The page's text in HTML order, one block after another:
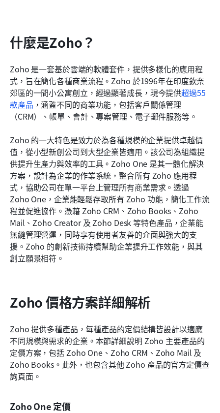
什麼是Zoho？
Zoho 是一套基於雲端的軟體套件，提供多樣化的應用程
式，旨在簡化各種商業流程。Zoho 於1996年在印度欽奈
郊區的一間小公寓創立，經過顯著成長，現今提供超過55
款產品 ，涵蓋不同的商業功能，包括客戶關係管理
（CRM）、帳單、會計、專案管理、電子郵件服務等。
Zoho 的一大特色是致力於為各種規模的企業提供卓越價
值，從小型新創公司到大型企業皆適用。該公司為組織提
供提升生產力與效率的工具。Zoho One 是其一體化解決
方案，設計為企業的作業系統，整合所有 Zoho 應用程
式，協助公司在單一平台上管理所有商業需求。透過
Zoho One，企業能輕鬆存取所有 Zoho 功能，簡化工作流
程並促進協作。憑藉 Zoho CRM、Zoho Books、Zoho
Mail、Zoho Creator 及 Zoho Desk 等特色產品，企業能
無縫管理營運，同時享有使用者友善的介面與強大的支
援。Zoho 的創新技術持續幫助企業提升工作效能，與其
創立願景相符。
Zoho 價格方案詳細解析
Zoho 提供多種產品，每種產品的定價結構皆設計以適應
不同規模與需求的企業。本節詳細說明 Zoho 主要產品的
定價方案，包括 Zoho One、Zoho CRM、Zoho Mail 及
Zoho Books。此外，也包含其他 Zoho 產品的官方定價查
詢頁面。
Zoho One 定價